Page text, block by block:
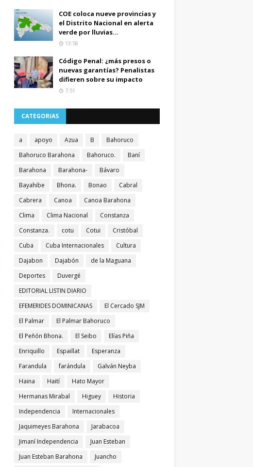
COE coloca nueve provincias y
el Distrito Nacional en alerta
verde por lluvias...
13:58
Código Penal: ¿más presos o
nuevas garantías? Penalistas
difieren sobre su impacto
7:51
CATEGORIAS
a apoyo Azua B
Bahoruco
Bahoruco Barahona
Bahoruco.
Baní
Barahona
Barahona-
Bávaro
Bayahibe
Bhona. Bonao
Cabral
Cabrera
Canoa
Canoa Barahona
Clima
Clima Nacional
Constanza
Constanza.
cotu Cotui
Cristóbal
Cuba
Cuba Internacionales
Cultura
Dajabon
Dajabón
de la Maguana
Deportes
Duvergé
EDITORIAL LISTIN DIARIO
EFEMERIDES DOMINICANAS
El Cercado SJM
El Palmar
El Palmar Bahoruco
El Peñón Bhona.
El Seibo
Elías Piña
Enriquillo
Espaillat
Esperanza
Farandula
farándula
Galván Neyba
Haina
Haití
Hato Mayor
Hermanas Mirabal
Higuey
Historia
Independencia
Internacionales
Jaquimeyes Barahona
Jarabacoa
Jimaní Independencia
Juan Esteban
Juan Esteban Barahona
Juancho